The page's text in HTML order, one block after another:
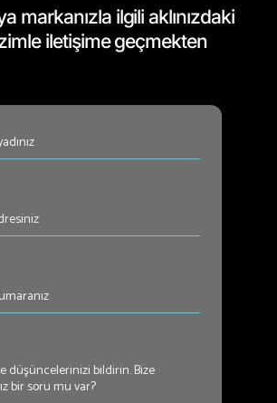
markanızla ilgili aklınızdaki
iletişime geçmekten
(Required)